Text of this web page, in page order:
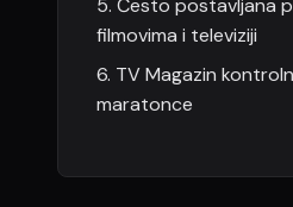
5. Često postavljana
filmovima i televiziji
6. TV Magazin
maratonce